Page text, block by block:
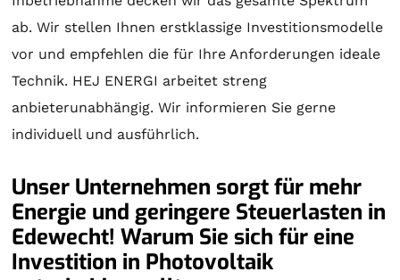
ab. Wir stellen Ihnen erstklassige Investitionsmodelle
vor und empfehlen die für Ihre Anforderungen ideale
Technik. HEJ ENERGI arbeitet streng
anbieterunabhängig. Wir informieren Sie gerne
individuell und ausführlich.
Unser Unternehmen sorgt für mehr
Energie und geringere Steuerlasten in
Edewecht! Warum Sie sich für eine
Investition in Photovoltaik